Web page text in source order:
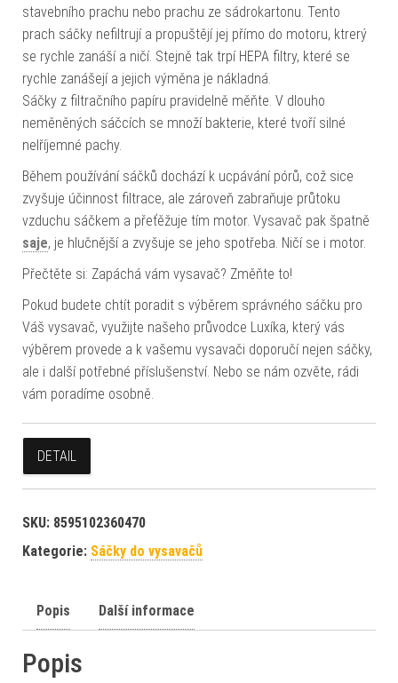
stavebního prachu nebo prachu ze sádrokartonu. Tento
prach sáčky nefiltrují a propuštějí jej přímo do motoru, ktrerý
se rychle zanáší a ničí. Stejně tak trpí HEPA filtry, které se
rychle zanášejí a jejich výměna je nákladná.
Sáčky z filtračního papíru pravidelně měňte. V dlouho
neměněných sáčcích se množí bakterie, které tvoří silné
nelříjemné pachy.
Během používání sáčků dochází k ucpávání pórů, což sice
zvyšuje účinnost filtrace, ale zároveň zabraňuje průtoku
vzduchu sáčkem a přeťěžuje tím motor. Vysavač pak špatně
saje, je hlučnější a zvyšuje se jeho spotřeba. Ničí se i motor.
Přečtěte si: Zapáchá vám vysavač? Změňte to!
Pokud budete chtít poradit s výběrem správného sáčku pro
Váš vysavač, využijte našeho průvodce Luxíka, který vás
výběrem provede a k vašemu vysavači doporučí nejen sáčky,
ale i další potřebné příslušenství. Nebo se nám ozvěte, rádi
vám poradíme osobně.
DETAIL
SKU: 8595102360470
Kategorie: Sáčky do vysavačů
Popis Další informace
Popis